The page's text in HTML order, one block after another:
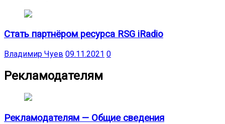
Стать партнёром ресурса RSG iRadio
Владимир Чуев 09.11.2021 0
Рекламодателям
Рекламодателям — Общие сведения